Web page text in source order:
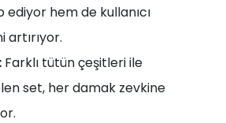
ediyor hem de kullanıcı
artırıyor.
Farklı tütün çeşitleri ile
set, her damak zevkine